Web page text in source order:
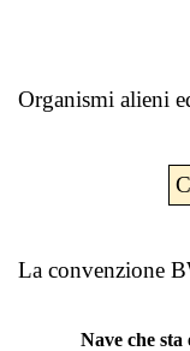
Organismi alieni
La convenzione
Nave che